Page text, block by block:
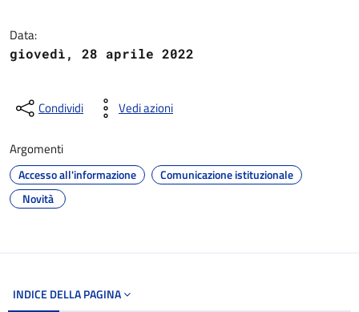
Data:
giovedì, 28 aprile 2022
Condividi Vedi azioni
Argomenti
Accesso all'informazione
Comunicazione istituzionale
Novità
INDICE DELLA PAGINA